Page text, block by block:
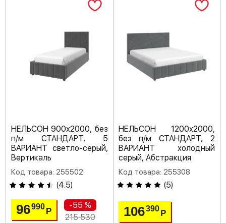
НЕЛЬСОН 900х2000, без
п/м СТАНДАРТ, 5
ВАРИАНТ светло-серый,
Вертикаль
Код товара: 255502
(4.5)
96990 Р
-55 %
215 530
НЕЛЬСОН 1200х2000,
без п/м СТАНДАРТ, 2
ВАРИАНТ холодный
серый, Абстракция
Код товара: 255308
(5)
106390 Р